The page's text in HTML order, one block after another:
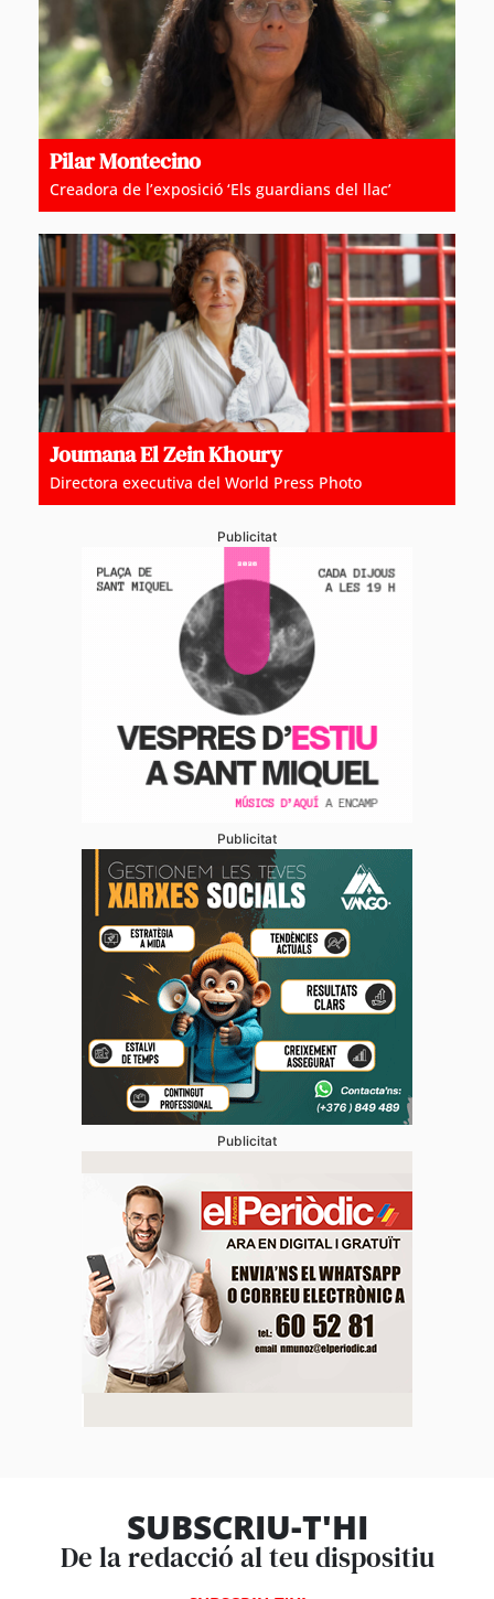
Pilar Montecino
Creadora de l’exposició ‘Els guardians del llac’
Joumana El Zein Khoury
Directora executiva del World Press Photo
Publicitat
Publicitat
Publicitat
SUBSCRIU-T'HI
De la redacció al teu dispositiu